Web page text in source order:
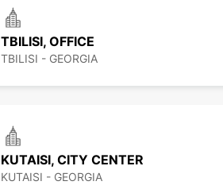
TBILISI, OFFICE
TBILISI - GEORGIA
KUTAISI, CITY CENTER
KUTAISI - GEORGIA